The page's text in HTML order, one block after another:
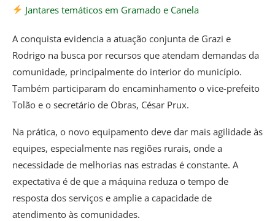
Jantares temáticos em Gramado e Canela
A conquista evidencia a atuação conjunta de Grazi e
Rodrigo na busca por recursos que atendam demandas da
comunidade, principalmente do interior do município.
Também participaram do encaminhamento o vice-prefeito
Tolão e o secretário de Obras, César Prux.
Na prática, o novo equipamento deve dar mais agilidade às
equipes, especialmente nas regiões rurais, onde a
necessidade de melhorias nas estradas é constante. A
expectativa é de que a máquina reduza o tempo de
resposta dos serviços e amplie a capacidade de
atendimento às comunidades.